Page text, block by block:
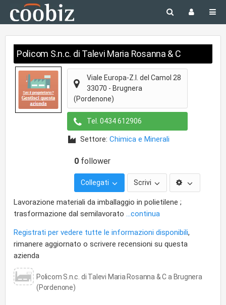
Policom S.n.c. di Talevi Maria Rosanna & C
Viale Europa-Z.I. del Camol 28
33070 - Brugnera
(Pordenone)
Tel. 0434 612906
Settore: Chimica e Minerali
0 follower
Collegati Scrivi
Lavorazione materiali da imballaggio in polietilene ;
trasformazione dal semilavorato ...continua
Registrati per vedere tutte le informazioni disponibili,
rimanere aggiornato o scrivere recensioni su questa
azienda
Policom S.n.c. di Talevi Maria Rosanna & C a Brugnera
(Pordenone)